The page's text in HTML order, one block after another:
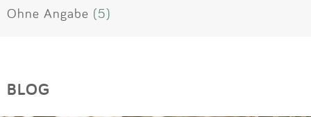
Ohne Angabe (5)
BLOG